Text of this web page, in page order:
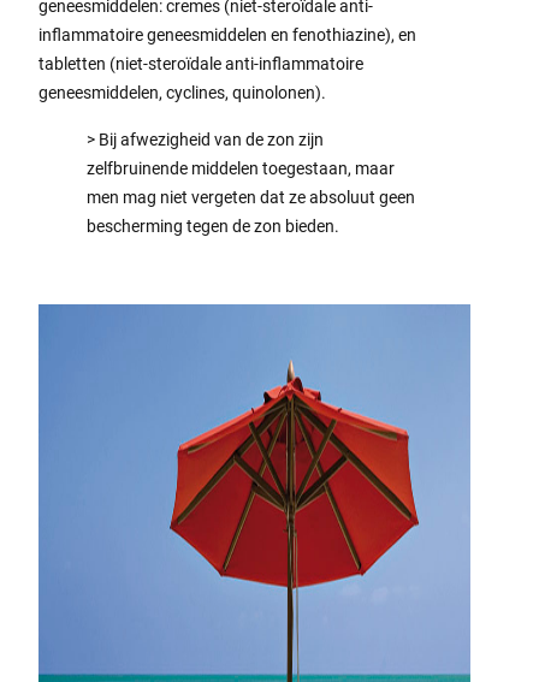
geneesmiddelen: cremes (niet-steroïdale anti-
inflammatoire geneesmiddelen en fenothiazine), en
tabletten (niet-steroïdale anti-inflammatoire
geneesmiddelen, cyclines, quinolonen).
> Bij afwezigheid van de zon zijn
zelfbruinende middelen toegestaan, maar
men mag niet vergeten dat ze absoluut geen
bescherming tegen de zon bieden.